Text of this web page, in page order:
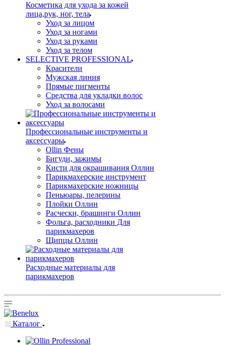
Косметика для ухода за кожей
лица,рук, ног, тела
Уход за лицом
Уход за ногами
Уход за руками
Уход за телом
SELECTIVE PROFESSIONAL
Красители
Мужская линия
Прямые пигменты
Средства для укладки волос
Уход за волосами
Профессиональные инструменты и
аксессуары
Ollin Фены
Бигуди, зажимы
Кисти для окрашивания Оллин
Парикмахерские инструмент
Парикмахерские ножницы
Пеньюары, пелерины
Плойки Оллин
Расчески, брашинги Оллин
Фольга, расходники Для
парикмахеров
Щипцы Оллин
Расходные материалы для
парикмахеров
Каталог